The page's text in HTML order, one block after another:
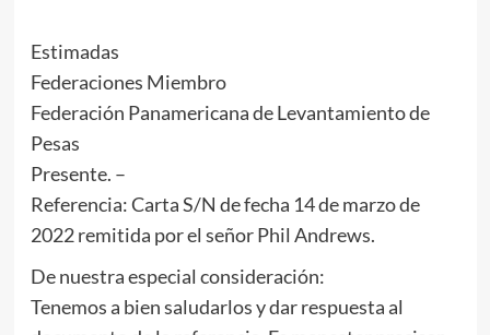
Estimadas
Federaciones Miembro
Federación Panamericana de Levantamiento de
Pesas
Presente. –
Referencia: Carta S/N de fecha 14 de marzo de
2022 remitida por el señor Phil Andrews.
De nuestra especial consideración:
Tenemos a bien saludarlos y dar respuesta al